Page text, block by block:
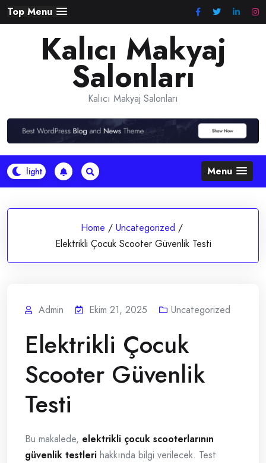
Skip
to
Top Menu
Kalıcı Makyaj
Salonları
Kalıcı Makyaj Salonları
Menu
Home / Uncategorized /
Elektrikli Çocuk Scooter Güvenlik Testi
Admin Ekim 21, 2025 Uncategorized
Elektrikli Çocuk
Scooter Güvenlik
Testi
Bu makalede, elektrikli çocuk scooterlarının
güvenlik testleri hakkında bilgi verilecek. Test